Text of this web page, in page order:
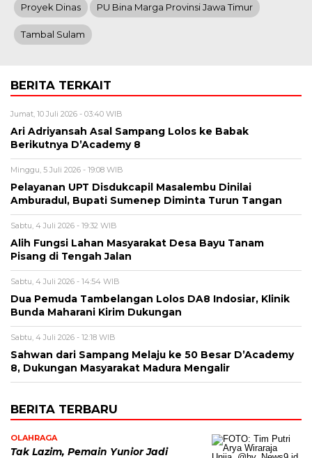
Proyek Dinas PU Bina Marga Provinsi Jawa Timur
Tambal Sulam
BERITA TERKAIT
Jumat, 10 Juli 2026 - 03:40 WIB
Ari Adriyansah Asal Sampang Lolos ke Babak
Berikutnya D’Academy 8
Minggu, 5 Juli 2026 - 19:08 WIB
Pelayanan UPT Disdukcapil Masalembu Dinilai
Amburadul, Bupati Sumenep Diminta Turun Tangan
Sabtu, 4 Juli 2026 - 19:32 WIB
Alih Fungsi Lahan Masyarakat Desa Bayu Tanam
Pisang di Tengah Jalan
Sabtu, 4 Juli 2026 - 14:54 WIB
Dua Pemuda Tambelangan Lolos DA8 Indosiar, Klinik
Bunda Maharani Kirim Dukungan
Sabtu, 4 Juli 2026 - 12:18 WIB
Sahwan dari Sampang Melaju ke 50 Besar D’Academy
8, Dukungan Masyarakat Madura Mengalir
BERITA TERBARU
OLAHRAGA
Tak Lazim, Pemain Yunior Jadi